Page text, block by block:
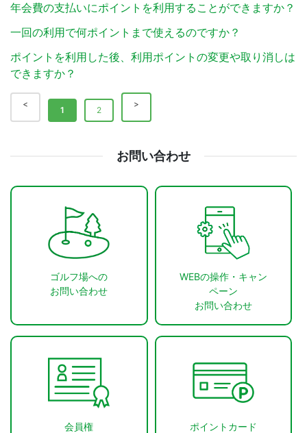
年会費の支払いにポイントを利用することができますか？
一回の利用で何ポイントまで使えるのですか？
ポイントを利用した後、利用ポイントの変更や取り消しは
できますか？
1 2
お問い合わせ
ゴルフ場への
お問い合わせ
WEBの操作・キャン
ペーン
お問い合わせ
会員権
ポイントカード